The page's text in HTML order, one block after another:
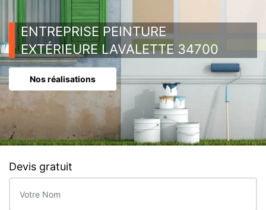
ENTREPRISE PEINTURE
EXTÉRIEURE LAVALETTE 34700
Nos réalisations
Devis gratuit